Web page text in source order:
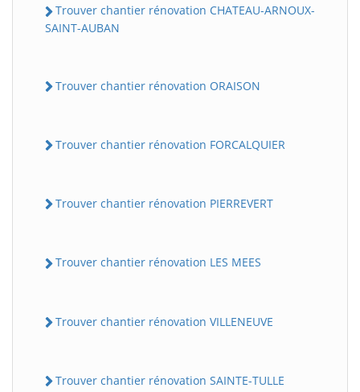
Trouver chantier rénovation CHATEAU-ARNOUX-
SAINT-AUBAN
Trouver chantier rénovation ORAISON
Trouver chantier rénovation FORCALQUIER
Trouver chantier rénovation PIERREVERT
Trouver chantier rénovation LES MEES
Trouver chantier rénovation VILLENEUVE
Trouver chantier rénovation SAINTE-TULLE